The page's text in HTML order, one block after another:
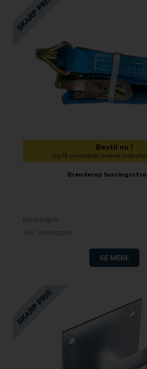
Bestil nu !
og få produktet leveret
Brenderup
Kontantpris
Vejl. udsalgspris
SE MERE